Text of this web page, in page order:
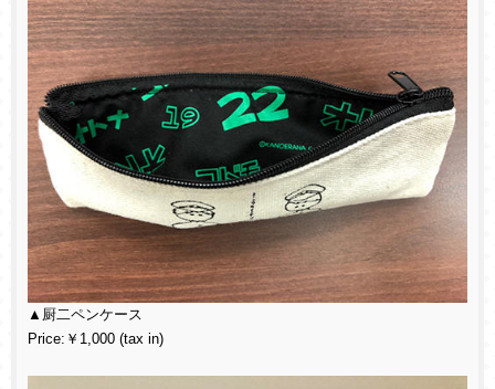
▲厨二ペンケース
Price:￥1,000 (tax in)